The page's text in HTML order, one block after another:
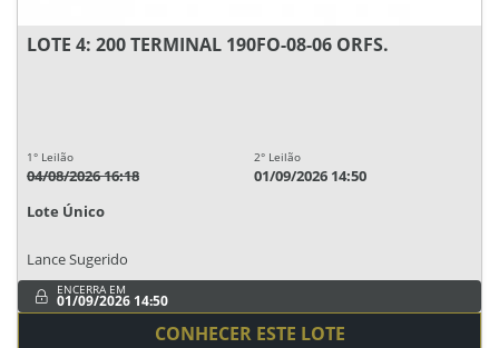
LOTE 4: 200 TERMINAL 190FO-08-06 ORFS.
1° Leilão
04/08/2026 16:18
2° Leilão
01/09/2026 14:50
Lote Único
Lance Sugerido
ENCERRA EM
01/09/2026 14:50
CONHECER ESTE LOTE